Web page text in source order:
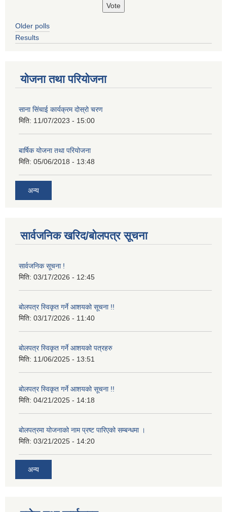
Older polls
Results
योजना तथा परियोजना
साना सिंचाई कार्यक्रम दोस्रो चरण
मिति: 11/07/2023 - 15:00
बार्षिक योजना तथा परियोजना
मिति: 05/06/2018 - 13:48
अन्य
सार्वजनिक खरिद/बोलपत्र सूचना
सार्वजनिक सूचना !
मिति: 03/17/2026 - 12:45
बोलपत्र स्विकृत गर्ने आशयको सूचना !!
मिति: 03/17/2026 - 11:40
बोलपत्र स्विकृत गर्ने आशयको पत्रहरु
मिति: 11/06/2025 - 13:51
बोलपत्र स्विकृत गर्ने आशयको सूचना !!
मिति: 04/21/2025 - 14:18
बोलपत्रमा योजनाको नाम प्रष्ट पारिएको सम्बन्धमा ।
मिति: 03/21/2025 - 14:20
अन्य